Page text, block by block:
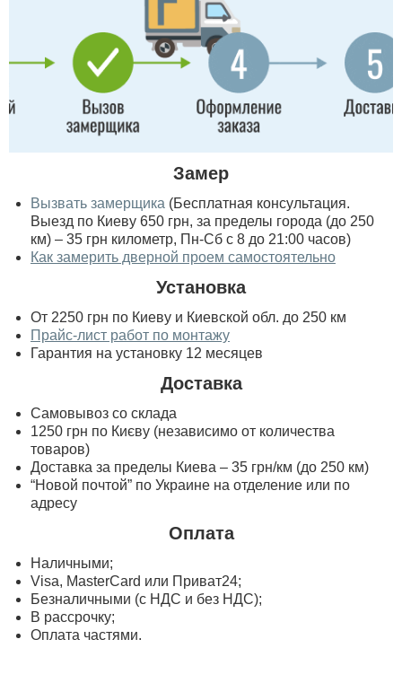
Замер
Вызвать замерщика (Бесплатная консультация.
Выезд по Киеву 650 грн, за пределы города (до 250
км) – 35 грн километр, Пн-Сб с 8 до 21:00 часов)
Как замерить дверной проем самостоятельно
Установка
От 2250 грн по Киеву и Киевской обл. до 250 км
Прайс-лист работ по монтажу
Гарантия на установку 12 месяцев
Доставка
Самовывоз со склада
1250 грн по Києву (независимо от количества
товаров)
Доставка за пределы Киева – 35 грн/км (до 250 км)
“Новой почтой” по Украине на отделение или по
адресу
Оплата
Наличными;
Visa, MasterСard или Приват24;
Безналичными (с НДС и без НДС);
В рассрочку;
Оплата частями.